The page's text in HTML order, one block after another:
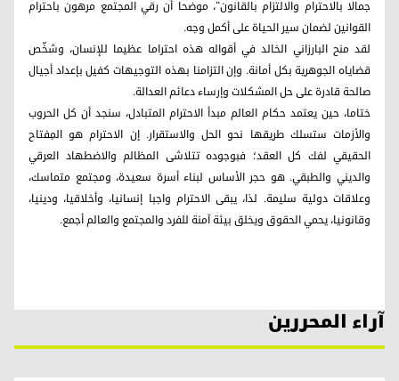
جمالا بالاحترام والالتزام بالقانون"، موضحا أن رقي المجتمع مرهون باحترام
القوانين لضمان سير الحياة على أكمل وجه.
لقد منح البارزاني الخالد في أقواله هذه احتراما عظيما للإنسان، وشخّص
قضاياه الجوهرية بكل أمانة. وإن التزامنا بهذه التوجيهات كفيل بإعداد أجيال
صالحة قادرة على حل المشكلات وإرساء دعائم العدالة.
ختاما، حين يعتمد حكام العالم مبدأ الاحترام المتبادل، سنجد أن كل الحروب
والأزمات ستسلك طريقها نحو الحل والاستقرار. إن الاحترام هو المِفتاح
الحقيقي لفك كل العقد؛ فبوجوده تتلاشى المظالم والاضطهاد العرقي
والديني والطبقي. هو حجر الأساس لبناء أسرة سعيدة، ومجتمع متماسك،
وعلاقات دولية سليمة. لذا، يبقى الاحترام واجبا إنسانيا، وأخلاقيا، ودينيا،
وقانونيا، يحمي الحقوق ويخلق بيئة آمنة للفرد والمجتمع والعالم أجمع.
آراء المحررين